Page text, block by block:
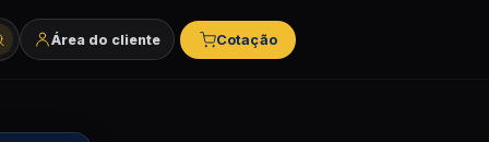
e marcas
Área do cliente Cotação